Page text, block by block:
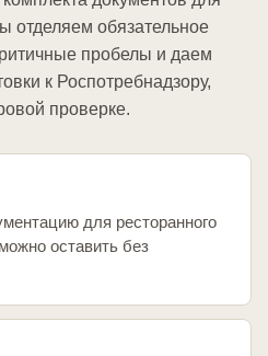
отделяем обязательное
пробелы и даем
к Роспотребнадзору,
проверке.
для ресторанного
оставить без